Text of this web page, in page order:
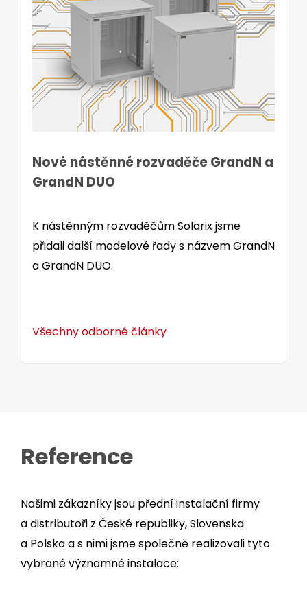
Nové nástěnné rozvaděče GrandN a
GrandN DUO
K nástěnným rozvaděčům Solarix jsme
přidali další modelové řady s názvem GrandN
a GrandN DUO.
Všechny odborné články
Reference
Našimi zákazníky jsou přední instalační firmy
a distributoři z České republiky, Slovenska
a Polska a s nimi jsme společně realizovali tyto
vybrané významné instalace: